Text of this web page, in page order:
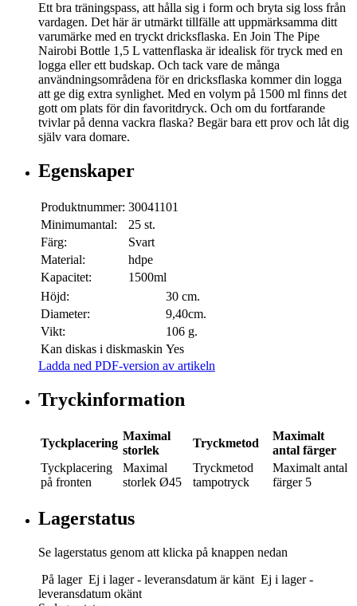
Ett bra träningspass, att hålla sig i form och bryta sig loss från
vardagen. Det här är utmärkt tillfälle att uppmärksamma ditt
varumärke med en tryckt dricksflaska. En Join The Pipe
Nairobi Bottle 1,5 L vattenflaska är idealisk för tryck med en
logga eller ett budskap. Och tack vare de många
användningsområdena för en dricksflaska kommer din logga
att ge dig extra synlighet. Med en volym på 1500 ml finns det
gott om plats för din favoritdryck. Och om du fortfarande
tvivlar på denna vackra flaska? Begär bara ett prov och låt dig
själv vara domare.
Egenskaper
Produktnummer: 30041101
Minimumantal:
25 st.
Färg:
Svart
Material:
hdpe
Kapacitet:
1500ml
Höjd:
30 cm.
Diameter:
9,40cm.
Vikt:
106 g.
Kan diskas i diskmaskin Yes
Ladda ned PDF-version av artikeln
Tryckinformation
Tyckplacering
Maximal
storlek
Tryckmetod
Maximalt
antal färger
Tyckplacering
på fronten
Maximal
storlek Ø45
Tryckmetod
tampotryck
Maximalt antal
färger 5
Lagerstatus
Se lagerstatus genom att klicka på knappen nedan
På lager Ej i lager - leveransdatum är känt Ej i lager -
leveransdatum okänt